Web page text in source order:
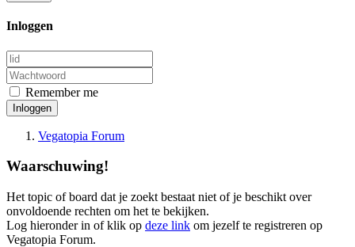
Inloggen
Remember me
Inloggen
Vegatopia Forum
Waarschuwing!
Het topic of board dat je zoekt bestaat niet of je beschikt over
onvoldoende rechten om het te bekijken.
Log hieronder in of klik op deze link om jezelf te registreren op
Vegatopia Forum.